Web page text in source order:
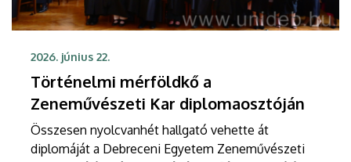
2026. június 22.
Történelmi mérföldkő a
Zeneművészeti Kar diplomaosztóján
Összesen nyolcvanhét hallgató vehette át
diplomáját a Debreceni Egyetem Zeneművészeti